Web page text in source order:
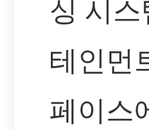
싱 시
테인먼
페이스